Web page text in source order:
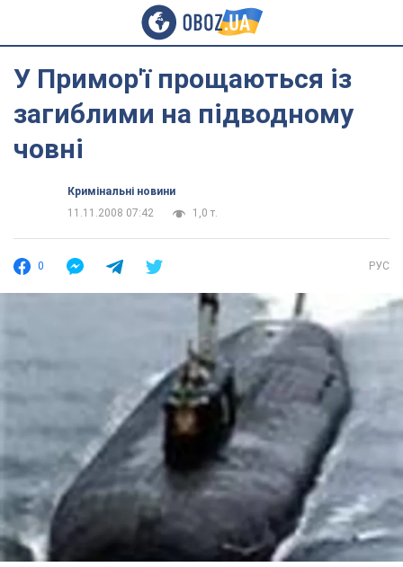
У Примор'ї прощаються із
загиблими на підводному
човні
Кримінальні новини
11.11.2008 07:42
1,0 т.
0 РУС